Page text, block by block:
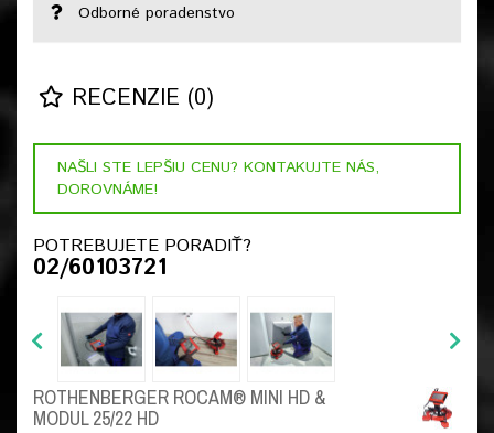
Odborné poradenstvo
RECENZIE (0)
NAŠLI STE LEPŠIU CENU? KONTAKUJTE NÁS,
DOROVNÁME!
POTREBUJETE PORADIŤ?
02/60103721
ROTHENBERGER ROCAM® MINI HD &
MODUL 25/22 HD